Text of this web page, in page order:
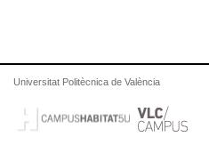
Universitat Politècnica de València